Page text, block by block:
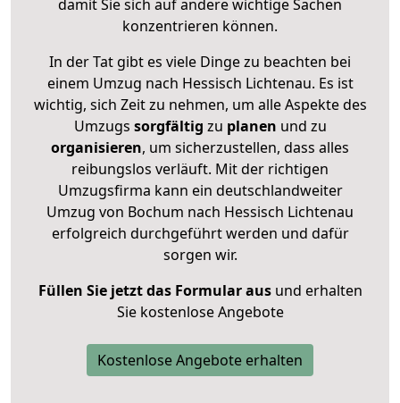
damit Sie sich auf andere wichtige Sachen
konzentrieren können.
In der Tat gibt es viele Dinge zu beachten bei
einem Umzug nach Hessisch Lichtenau. Es ist
wichtig, sich Zeit zu nehmen, um alle Aspekte des
Umzugs sorgfältig zu planen und zu
organisieren, um sicherzustellen, dass alles
reibungslos verläuft. Mit der richtigen
Umzugsfirma kann ein deutschlandweiter
Umzug von Bochum nach Hessisch Lichtenau
erfolgreich durchgeführt werden und dafür
sorgen wir.
Füllen Sie jetzt das Formular ausund erhalten
Sie kostenlose Angebote
Kostenlose Angebote erhalten